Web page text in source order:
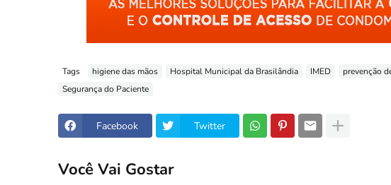
Tags higiene das mãos Hospital Municipal da Brasilândia IMED prevenção
Segurança do Paciente
Facebook Twitter
Você Vai Gostar